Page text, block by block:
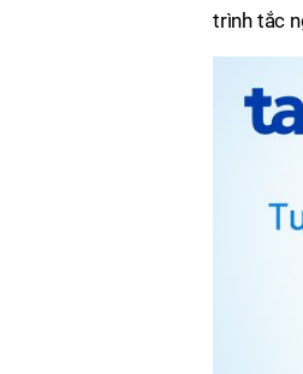
trình tắc